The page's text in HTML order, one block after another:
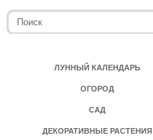
ЛУННЫЙ КАЛЕНДАРЬ
ОГОРОД
САД
ДЕКОРАТИВНЫЕ РАСТЕНИЯ